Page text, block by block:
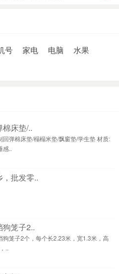
号 家电 电脑
水果
棉床垫/..
回弹棉床垫/榻榻米垫/飘窗垫/学生垫 材质:
感..
批发零..
笼子2..
狗笼子2个，每个长2.23米，宽1.3米，高
..